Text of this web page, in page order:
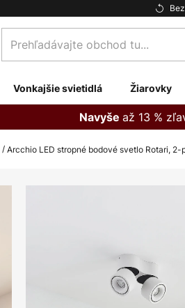
Prehľadávajte
obchod
Vonkajšie svietidlá Žiarovky
Navyše až 13 %
Arcchio LED stropné bodové svetlo Rotari, 2-